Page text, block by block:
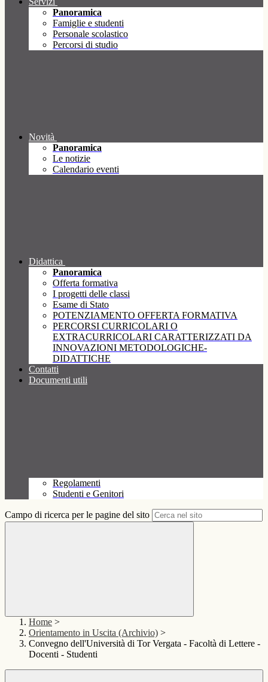
Panoramica
Famiglie e studenti
Personale scolastico
Percorsi di studio
Novità
Panoramica
Le notizie
Calendario eventi
Didattica
Panoramica
Offerta formativa
I progetti delle classi
Esame di Stato
POTENZIAMENTO OFFERTA FORMATIVA
PERCORSI CURRICOLARI O
EXTRACURRICOLARI CARATTERIZZATI DA
INNOVAZIONI METODOLOGICHE-
DIDATTICHE
Contatti
Documenti utili
Regolamenti
Studenti e Genitori
Campo di ricerca per le pagine del sito
Home >
Orientamento in Uscita (Archivio) >
Convegno dell'Università di Tor Vergata - Facoltà di Lettere -
Docenti - Studenti